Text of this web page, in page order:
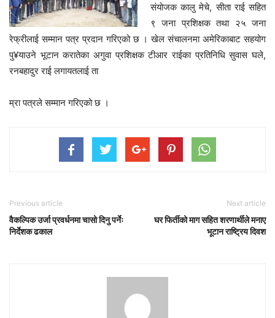
संयोजक कालु मेचे, सीता राई सहित
९ जना प्रशिक्षक तथा २५ जना
रेफ्रीलाई सम्मान पत्र प्रदान गरिएको छ । खेल संचालनमा अमेरिकाबाट सहयोग
पु¥याउने भूटान करातेका अगुवा प्रशिक्षक टीआर राईका प्रतिनिधि सुवास घले,
रनबहादुर राई लगायतलाई ता
म्रा पत्रले सम्मान गरिएको छ ।
Previous article
वैकल्पिक उर्जा प्रवर्धनमा चासो दिनु पर्नेः
निर्देशक ढकाल
Next article
घर फिर्तीको माग सहित शरणार्थीले मनाए
भूटान राष्ट्रिय दिवश